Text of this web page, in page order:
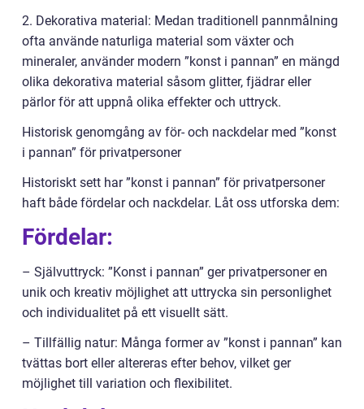
2. Dekorativa material: Medan traditionell pannmålning
ofta använde naturliga material som växter och
mineraler, använder modern ”konst i pannan” en mängd
olika dekorativa material såsom glitter, fjädrar eller
pärlor för att uppnå olika effekter och uttryck.
Historisk genomgång av för- och nackdelar med ”konst
i pannan” för privatpersoner
Historiskt sett har ”konst i pannan” för privatpersoner
haft både fördelar och nackdelar. Låt oss utforska dem:
Fördelar:
– Självuttryck: ”Konst i pannan” ger privatpersoner en
unik och kreativ möjlighet att uttrycka sin personlighet
och individualitet på ett visuellt sätt.
– Tillfällig natur: Många former av ”konst i pannan” kan
tvättas bort eller altereras efter behov, vilket ger
möjlighet till variation och flexibilitet.